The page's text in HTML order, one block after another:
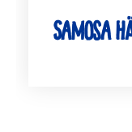
Samosa